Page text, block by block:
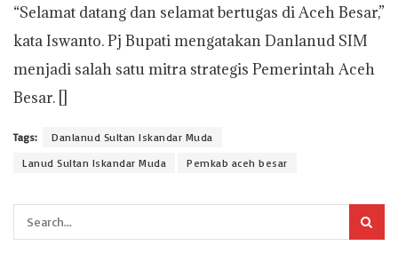
“Selamat datang dan selamat bertugas di Aceh Besar,”
kata Iswanto. Pj Bupati mengatakan Danlanud SIM
menjadi salah satu mitra strategis Pemerintah Aceh
Besar. []
Tags:
Danlanud Sultan Iskandar Muda
Lanud Sultan Iskandar Muda
Pemkab aceh besar